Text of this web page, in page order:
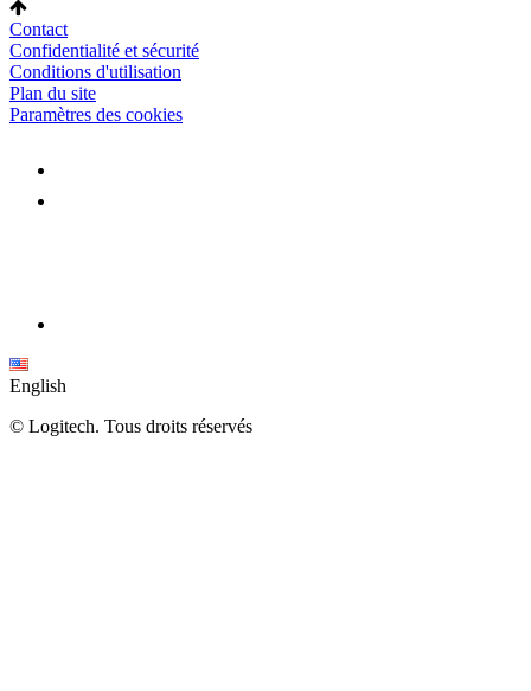
Contact
Confidentialité et sécurité
Conditions d'utilisation
Plan du site
Paramètres des cookies
English
© Logitech. Tous droits réservés